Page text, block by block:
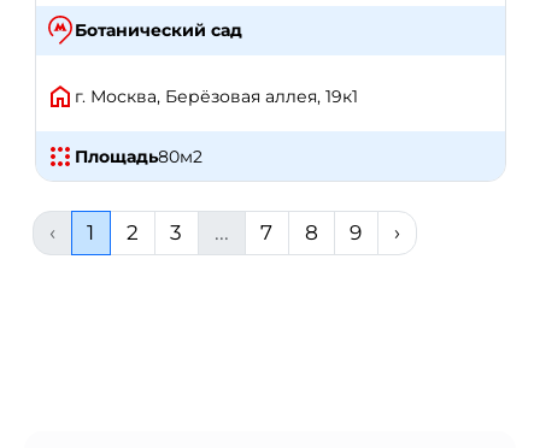
Ботанический сад
г. Москва, Берёзовая аллея, 19к1
Площадь80м2
‹ 1 2 3 ... 7 8 9 ›